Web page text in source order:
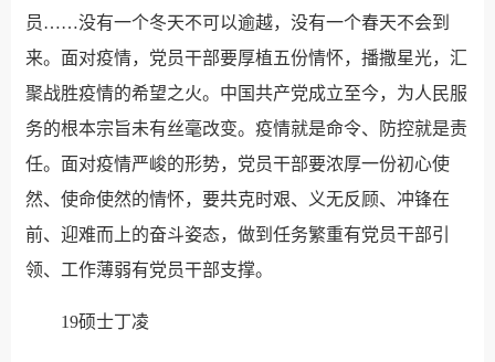
员……没有一个冬天不可以逾越，没有一个春天不会到
来。面对疫情，党员干部要厚植五份情怀，播撒星光，汇
聚战胜疫情的希望之火。中国共产党成立至今，为人民服
务的根本宗旨未有丝毫改变。疫情就是命令、防控就是责
任。面对疫情严峻的形势，党员干部要浓厚一份初心使
然、使命使然的情怀，要共克时艰、义无反顾、冲锋在
前、迎难而上的奋斗姿态，做到任务繁重有党员干部引
领、工作薄弱有党员干部支撑。
19硕士丁凌